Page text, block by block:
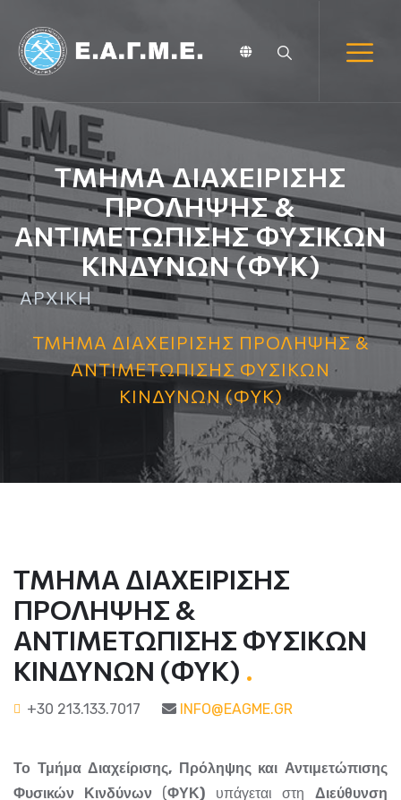
ΤΜΗΜΑ ΔΙΑΧΕΙΡΙΣΗΣ
ΠΡΟΛΗΨΗΣ &
ΑΝΤΙΜΕΤΩΠΙΣΗΣ ΦΥΣΙΚΩΝ
ΚΙΝΔΥΝΩΝ (ΦΥΚ)
ΑΡΧΙΚΗ
ΤΜΗΜΑ ΔΙΑΧΕΙΡΙΣΗΣ ΠΡΟΛΗΨΗΣ &
ΑΝΤΙΜΕΤΩΠΙΣΗΣ ΦΥΣΙΚΩΝ
ΚΙΝΔΥΝΩΝ (ΦΥΚ)
ΤΜΗΜΑ ΔΙΑΧΕΙΡΙΣΗΣ
ΠΡΟΛΗΨΗΣ &
ΑΝΤΙΜΕΤΩΠΙΣΗΣ ΦΥΣΙΚΩΝ
ΚΙΝΔΥΝΩΝ (ΦΥΚ) .
+30 213.133.7017 INFO@EAGME.GR
Το Τμήμα Διαχείρισης, Πρόληψης και Αντιμετώπισης
Φυσικών Κινδύνων (ΦΥΚ) υπάγεται στηΔιεύθυνση